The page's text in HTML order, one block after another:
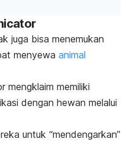
juga bisa menemukan
menyewa animal
mengklaim memiliki
dengan hewan melalui
untuk “mendengarkan”